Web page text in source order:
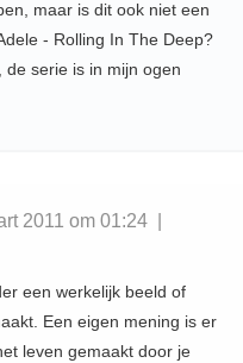
maar is dit ook niet een
- Rolling In The Deep?
serie is in mijn ogen
2011 om 01:24 |
een werkelijk beeld of
Een eigen mening is er
leven gemaakt door je